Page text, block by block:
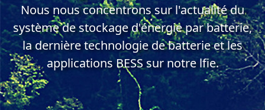
Nous nous concentrons sur l'actualité du
système de stockage d'énergie par batterie,
la dernière technologie de batterie et les
applications BESS sur notre lfie.